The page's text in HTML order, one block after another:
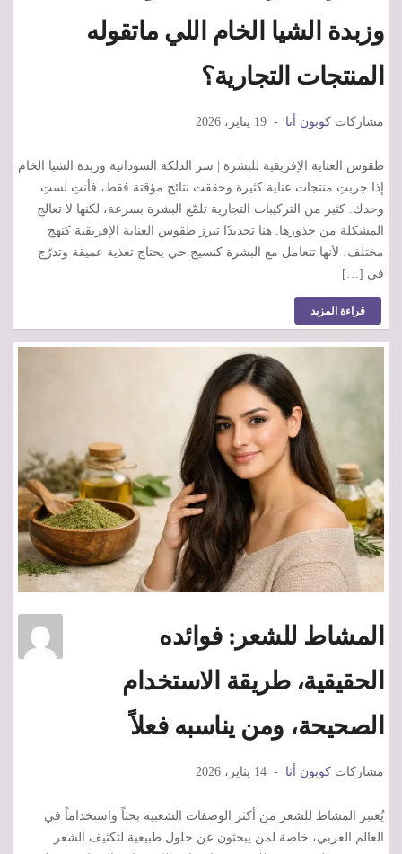
وزبدة الشيا الخام اللي ماتقوله
المنتجات التجارية؟
مشاركات كوبون أنا 19 يناير، 2026
طقوس العناية الإفريقية للبشرة | سر الدلكة السودانية وزبدة الشيا الخام
إذا جربتِ منتجات عناية كثيرة وحققت نتائج مؤقتة فقط، فأنتِ لستِ
وحدك. كثير من التركيبات التجارية تلمّع البشرة بسرعة، لكنها لا تعالج
المشكلة من جذورها. هنا تحديدًا تبرز طقوس العناية الإفريقية كنهج
مختلف، لأنها تتعامل مع البشرة كنسيج حي يحتاج تغذية عميقة وتدرّج
في […]
قراءة المزيد
المشاط للشعر: فوائده
الحقيقية، طريقة الاستخدام
الصحيحة، ومن يناسبه فعلاً
مشاركات كوبون أنا 14 يناير، 2026
يُعتبر المشاط للشعر من أكثر الوصفات الشعبية بحثاً واستخداماً في
العالم العربي، خاصة لمن يبحثون عن حلول طبيعية لتكثيف الشعر